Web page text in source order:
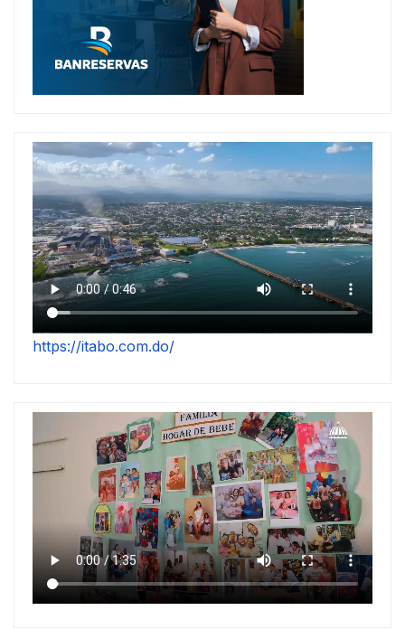
https://itabo.com.do/